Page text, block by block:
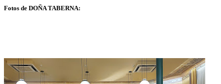
Fotos de DOÑA TABERNA: